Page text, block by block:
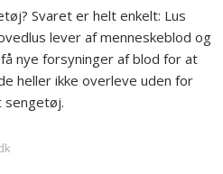
Svaret er helt enkelt: Lus
lever af menneskeblod og
nye forsyninger af blod for at
heller ikke overleve uden for
sengetøj.